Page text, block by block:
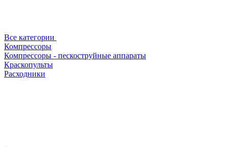
Все категории
Компрессоры
Компрессоры - пескоструйные аппараты
Краскопульты
Расходники